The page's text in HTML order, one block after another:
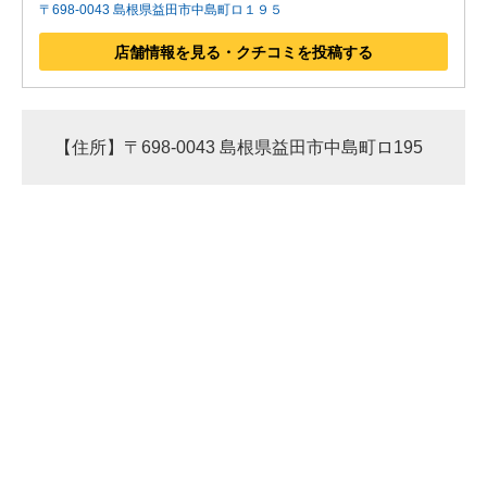
〒698-0043 島根県益田市中島町ロ１９５
店舗情報を見る・クチコミを投稿する
【住所】〒698-0043 島根県益田市中島町ロ195